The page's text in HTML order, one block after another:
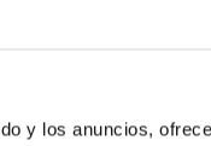
y los anuncios,